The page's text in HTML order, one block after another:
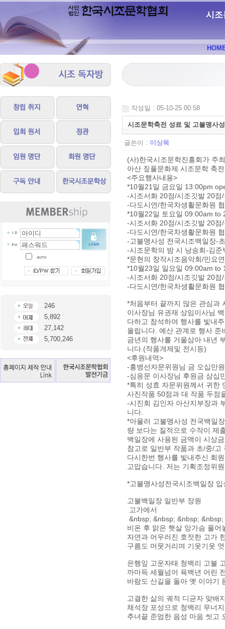
시조
246
5,892
27,142
5,700,246
작성일 : 05-10-25 00:58
시조문학축전 성료 및 고불맹사
글쓴이 : 이상목
(사)한국시조문학진흥회가 주
아산 짚풀문화제 시조문학 축
<주요행사내용>
*10월21일 금요일 13:00pm
-시조서화 20점/시조깃발 20
-다도시연/한국차생활문화원
*10월22일 토요일 09:00am to
-시조서화 20점/시조깃발 20
-다도시연/한국차생활문화원
-고불맹사성 전국시조백일장-
-시조문학의 밤 시 낭송회-김
*문현의 창작시조음악회/민요
*10월23일 일요일 09:00am to
-시조서화 20점/시조깃발 20
-다도시연/한국차생활문화원
*처음부터 끝까지 많은 관심과
이사장님 유권재 상임이사님
다하고 참석하여 행사를 빛내
올립니다. 예산 관계로 행사
금년의 행사를 거울삼아 내년
니다.(작품게제및 전시등)
<후원내역>
-홍병선자문위원님 금 오십만
-심응문 이사장님 후원금 삼십
*특히 성효 자문위원께서 귀한
사진작품 50점과 대 작품 두점
-시진회 김인자 아산지부장과
니다.
*아울러 고불맹사성 전국백일
량 보다는 질적으로 수작이 제
백일장에 사용된 금액이 시상
참고로 일반부 작품과 초/중/
다시한번 행사를 빛내주신 회
고맙습니다. 저는 기획조정위
*고불맹사성전국시조백일장 입
고불백일장 일반부 장원
고가에서
&nbsp; &nbsp; &nbsp;
비온 후 맑은 햇살 앙가슴 풀어
자연과 어우러진 호젓한 고가
구름도 머뭇거리며 기웃기웃
은행잎 고운자태 청백리 고불
까마득 세월넘어 육백년 어린
바람도 산길을 돌아 옛 이야기
고결한 삶의 궤적 디귿자 맞배
채석장 포성으로 청백리 무너
추녀끝 준엄한 음성 마음 씻고